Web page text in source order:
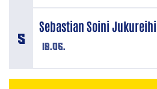
18.06.
Sebastian Soini